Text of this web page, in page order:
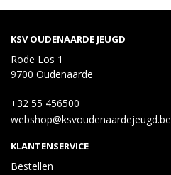
KSV OUDENAARDE JEUGD
Rode Los 1
9700 Oudenaarde
+32 55 456500
webshop@ksvoudenaardejeugd.be
KLANTENSERVICE
Bestellen